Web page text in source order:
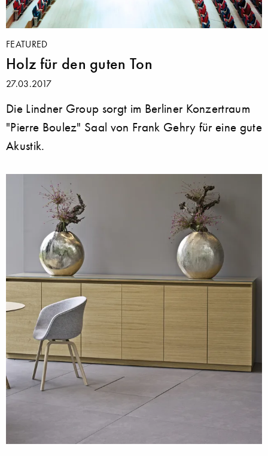
FEATURED
Holz für den guten Ton
27.03.2017
Die Lindner Group sorgt im Berliner Konzertraum
"Pierre Boulez" Saal von Frank Gehry für eine gute
Akustik.